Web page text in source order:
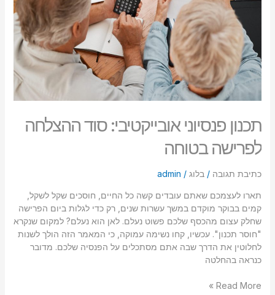
תכנון פנסיוני אובייקטיבי: סוד ההצלחה
לפרישה בטוחה
כתיבת תגובה / בלוג/
admin
תארו לעצמכם שאתם עובדים קשה כל החיים, חוסכים שקל לשקל,
קמים בבוקר מוקדם במשך עשרות שנים, רק כדי לגלות ביום הפרישה
שחלק עצום מהכסף שלכם פשוט נעלם. לאן הוא נעלם? למקום שנקרא
"חוסר תכנון". עכשיו, קחו נשימה עמוקה, כי המאמר הזה הולך לשנות
לחלוטין את הדרך שבה אתם מסתכלים על הפנסיה שלכם. מדובר
כנראה בהחלטה
לפרישה
בטוחה
Read More »